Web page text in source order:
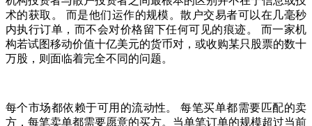
术的获取。 而是他们运作的规模。散户交易者可以在几毫秒
内执行订单，而不会对价格留下任何可见的痕迹。 而一家机
构若试图移动价值十亿美元的货币对，或收购某只股票的数十
万股，则面临着完全不同的问题。
每个市场都依赖于可用的流动性。 每笔买单都需要匹配的卖
方，每笔卖单都需要愿意的买方。当单笔订单的规模超过当前